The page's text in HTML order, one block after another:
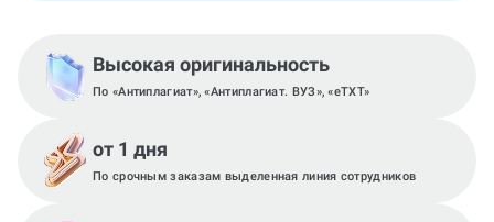
Высокая оригинальность
По «Антиплагиат», «Антиплагиат. ВУЗ», «eTXT»
от 1 дня
По срочным заказам выделенная линия сотрудников